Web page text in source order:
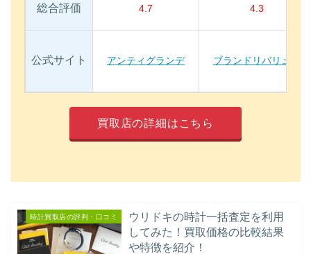
総合評価 4.7 4.3
公式サイト アンティグランデ ブランドリバリュー
買取店の詳細はこちら
時計買取店の評判・口コミ
ウリドキの時計一括査定を利用
してみた！買取価格の比較結果
や特徴を紹介！